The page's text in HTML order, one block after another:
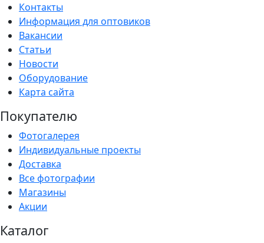
Контакты
Информация для оптовиков
Вакансии
Статьи
Новости
Оборудование
Карта сайта
Покупателю
Фотогалерея
Индивидуальные проекты
Доставка
Все фотографии
Магазины
Акции
Каталог